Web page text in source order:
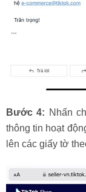
Bước 4: Nhấn
thông tin hoạt
lên các giấy tờ